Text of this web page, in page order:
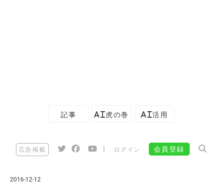
記事 AI虎の巻 AI活用
広告掲載 ログイン 会員登録
2016-12-12